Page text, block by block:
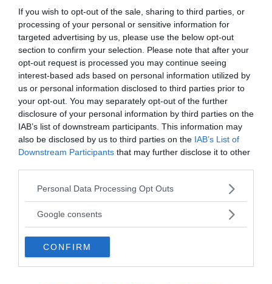
If you wish to opt-out of the sale, sharing to third parties, or
processing of your personal or sensitive information for
targeted advertising by us, please use the below opt-out
section to confirm your selection. Please note that after your
opt-out request is processed you may continue seeing
interest-based ads based on personal information utilized by
us or personal information disclosed to third parties prior to
your opt-out. You may separately opt-out of the further
disclosure of your personal information by third parties on the
IAB’s list of downstream participants. This information may
also be disclosed by us to third parties on the IAB’s List of
Downstream Participants that may further disclose it to other
Please note that this website/app uses one or more Google
not limited to your visit or usage behaviour. You may click to
use your data for below specified purposes in below Google
consent section.
Personal Data Processing Opt Outs
Google consents
CONFIRM